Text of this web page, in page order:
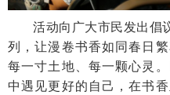
活动向广大市民发出倡
列，让漫卷书香如同春日
每一寸土地、每一颗心灵
中遇见更好的自己，在书